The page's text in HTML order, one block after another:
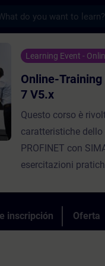
Learning Event -
Online-Training
7 V5.x
Questo corso è
caratteristiche
PROFINET con
esercitazioni
inscripción Oferta